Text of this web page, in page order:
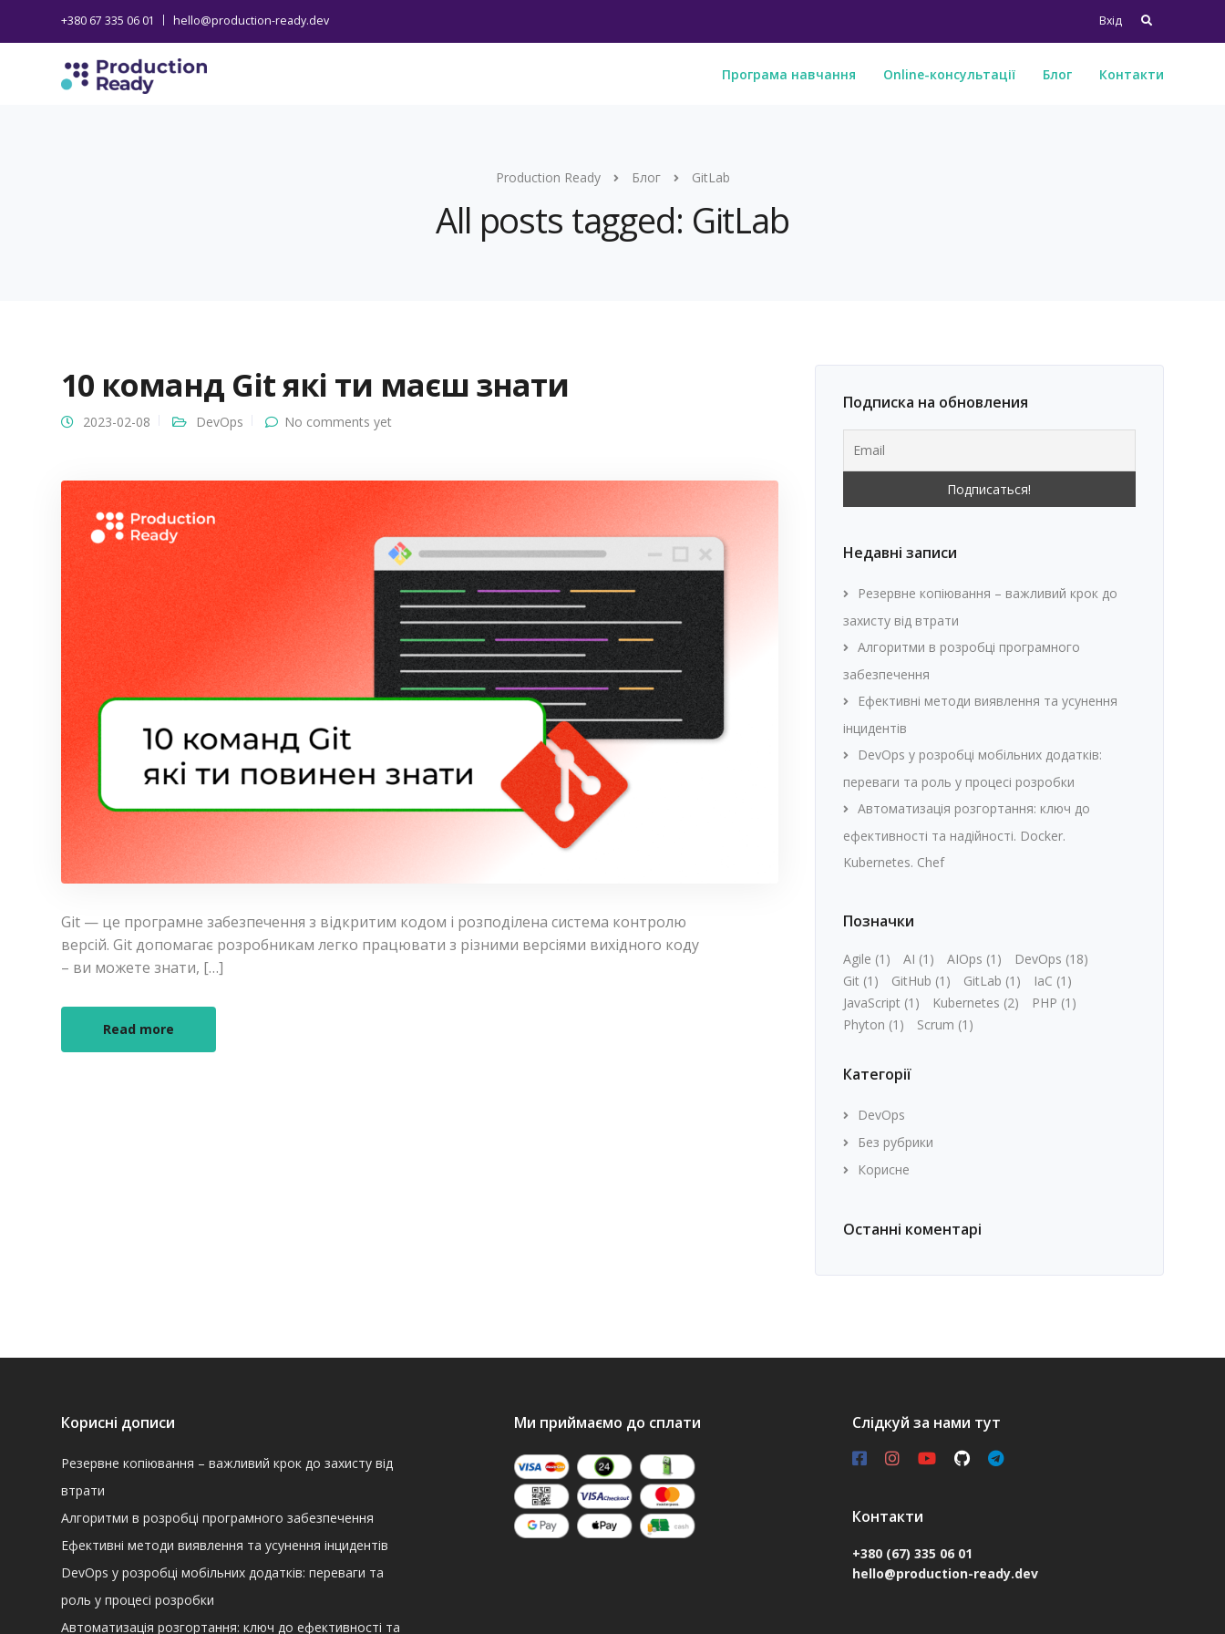
Вхід Search
+380 67 335 06 01 hello@production-ready.dev
Програма навчання Online-консультації Блог Контакти
Production Ready Блог GitLab
All posts tagged: GitLab
10 команд Git які ти маєш знати
2023-02-08 DevOps No comments yet
Git — це програмне забезпечення з відкритим кодом і розподілена система контролю
версій. Git допомагає розробникам легко працювати з різними версіями вихідного коду
– ви можете знати, […]
Read more
Подписка на обновления
Недавні записи
Резервне копіювання – важливий крок до
захисту від втрати
Алгоритми в розробці програмного
забезпечення
Ефективні методи виявлення та усунення
інцидентів
DevOps у розробці мобільних додатків:
переваги та роль у процесі розробки
Автоматизація розгортання: ключ до
ефективності та надійності. Docker.
Kubernetes. Chef
Позначки
Agile (1) AI (1) AIOps (1) DevOps (18)
Git(1) GitHub (1) GitLab (1) IaC (1)
JavaScript(1) Kubernetes (2) PHP (1)
Phyton (1) Scrum (1)
Категорії
DevOps
Без рубрики
Корисне
Останні коментарі
Корисні дописи
Резервне копіювання – важливий крок до захисту від
втрати
Алгоритми в розробці програмного забезпечення
Ефективні методи виявлення та усунення інцидентів
DevOps у розробці мобільних додатків: переваги та
роль у процесі розробки
Автоматизація розгортання: ключ до ефективності та
Ми приймаємо до сплати Слідкуй за нами тут
Контакти
+380 (67) 335 06 01
hello@production-ready.dev